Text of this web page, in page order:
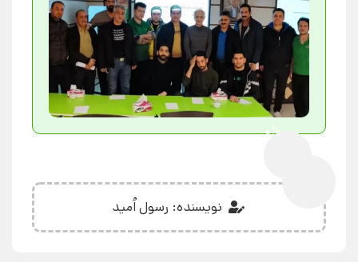
0%
نویسنده: رسول اُمید